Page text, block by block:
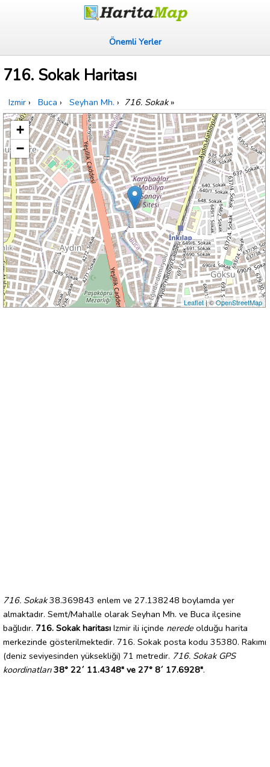
Önemli Yerler
716. Sokak Haritası
Izmir › Buca › Seyhan Mh. › 716. Sokak»
+
−
Leaflet| ©OpenStreetMap
716. Sokak38.369843 enlem ve 27.138248 boylamda yer
almaktadır. Semt/Mahalle olarak Seyhan Mh. ve Buca ilçesine
bağlıdır. 716. Sokak haritası Izmir ili içinde nerede olduğu harita
merkezinde gösterilmektedir. 716. Sokak posta kodu 35380. Rakımı
(deniz seviyesinden yüksekliği) 71 metredir. 716. Sokak GPS
koordinatları 38° 22´ 11.4348" ve 27° 8´ 17.6928".